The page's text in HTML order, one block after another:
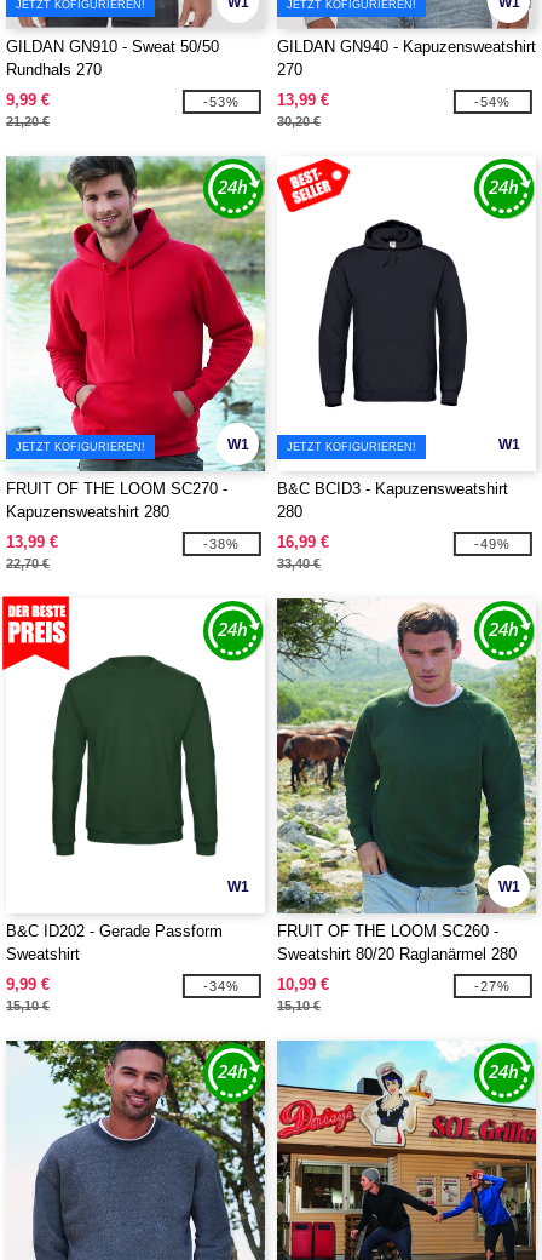
JETZT KOFIGURIEREN!
GILDAN GN910 - Sweat 50/50
Rundhals 270
9,99 €
21,20 €
-53%
JETZT KOFIGURIEREN!
GILDAN GN940 - Kapuzensweatshirt
270
13,99 €
30,20 €
-54%
W1
JETZT KOFIGURIEREN!
FRUIT OF THE LOOM SC270 -
Kapuzensweatshirt 280
13,99 €
22,70 €
-38%
W1
JETZT KOFIGURIEREN!
B&C BCID3 - Kapuzensweatshirt
280
16,99 €
33,40 €
-49%
W1
B&C ID202 - Gerade Passform
Sweatshirt
9,99 €
15,10 €
-34%
W1
FRUIT OF THE LOOM SC260 -
Sweatshirt 80/20 Raglanärmel 280
10,99 €
15,10 €
-27%